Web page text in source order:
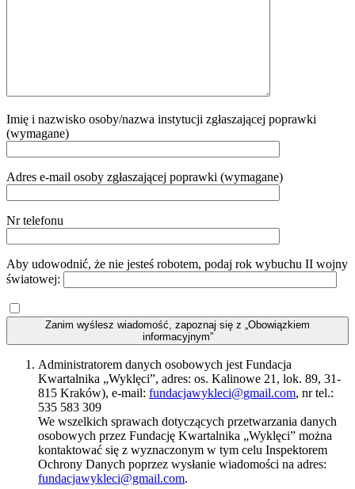
Imię i nazwisko osoby/nazwa instytucji zgłaszającej poprawki
(wymagane)
Adres e-mail osoby zgłaszającej poprawki (wymagane)
Nr telefonu
Aby udowodnić, że nie jesteś robotem, podaj rok wybuchu II wojny
światowej:
Zanim wyślesz wiadomość, zapoznaj się z „Obowiązkiem
informacyjnym”
Administratorem danych osobowych jest Fundacja
Kwartalnika „Wyklęci”, adres: os. Kalinowe 21, lok. 89, 31-
815 Kraków), e-mail: fundacjawykleci@gmail.com, nr tel.:
535 583 309
We wszelkich sprawach dotyczących przetwarzania danych
osobowych przez Fundację Kwartalnika „Wyklęci” można
kontaktować się z wyznaczonym w tym celu Inspektorem
Ochrony Danych poprzez wysłanie wiadomości na adres:
fundacjawykleci@gmail.com.